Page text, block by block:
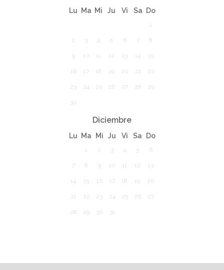
Lu Ma Mi Ju Vi Sa Do
1
2 3 4 5 6 7 8
9 10 11 12 13 14 15
16 17 18 19 20 21 22
23 24 25 26 27 28 29
30
Diciembre
Lu Ma Mi Ju Vi Sa Do
1 2 3 4 5 6
7 8 9 10 11 12 13
14 15 16 17 18 19 20
21 22 23 24 25 26 27
28 29 30 31